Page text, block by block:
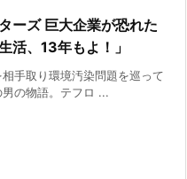
ーズ 巨大企業が恐れた
活、13年もよ！」
手取り環境汚染問題を巡って
の物語。テフロ ...